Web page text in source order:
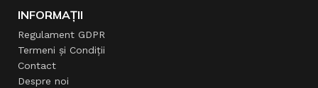
INFORMAȚII
Regulament GDPR
Termeni și Condiții
Contact
Despre noi